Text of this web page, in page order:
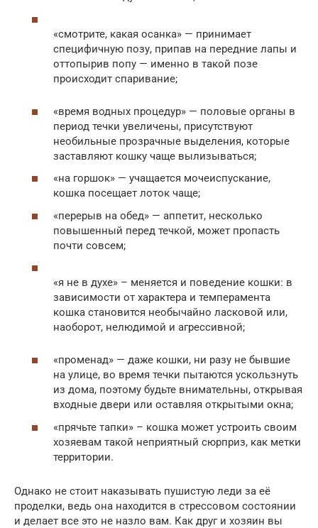
«смотрите, какая осанка» — принимает
специфичную позу, припав на передние лапы и
оттопырив попу — именно в такой позе
происходит спаривание;
«время водных процедур» — половые органы в
период течки увеличены, присутствуют
необильные прозрачные выделения, которые
заставляют кошку чаще вылизываться;
«на горшок» — учащается мочеиспускание,
кошка посещает лоток чаще;
«перерыв на обед» — аппетит, несколько
повышенный перед течкой, может пропасть
почти совсем;
«я не в духе» – меняется и поведение кошки: в
зависимости от характера и темперамента
кошка становится необычайно ласковой или,
наоборот, нелюдимой и агрессивной;
«променад» — даже кошки, ни разу не бывшие
на улице, во время течки пытаются ускользнуть
из дома, поэтому будьте внимательны, открывая
входные двери или оставляя открытыми окна;
«прячьте тапки» – кошка может устроить своим
хозяевам такой неприятный сюрприз, как метки
территории.
Однако не стоит наказывать пушистую леди за её
проделки, ведь она находится в стрессовом состоянии
и делает все это не назло вам. Как друг и хозяин вы